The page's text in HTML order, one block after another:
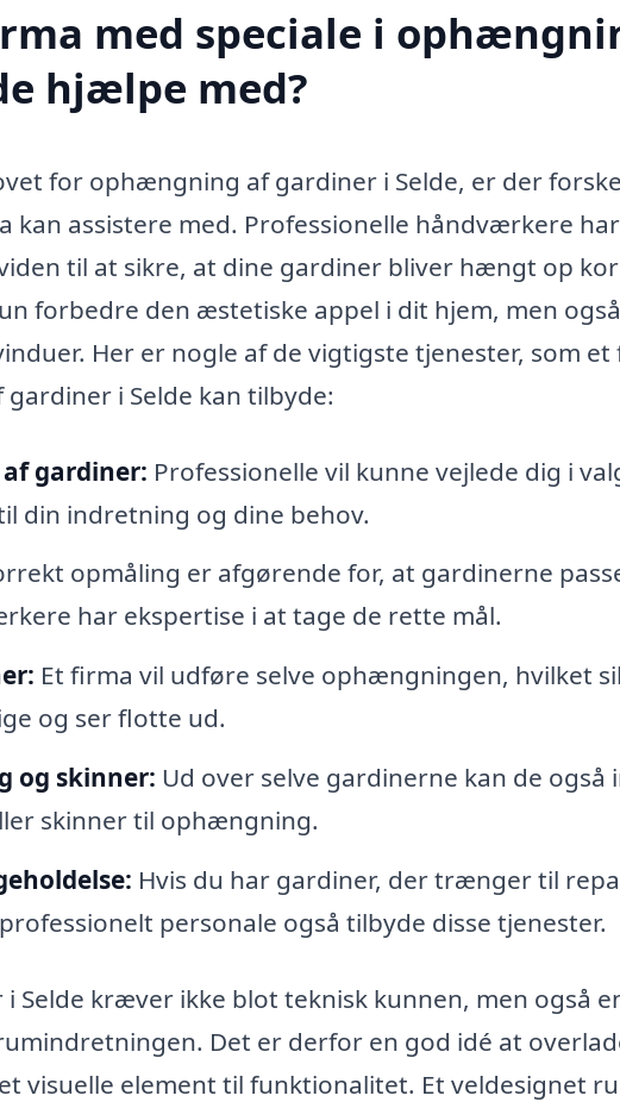
med speciale i
hjælpe med?
for ophængning af gardiner i Selde, er der
kan assistere med. Professionelle håndværkere
til at sikre, at dine gardiner bliver hængt op
forbedre den æstetiske appel i dit hjem, men
Her er nogle af de vigtigste tjenester, som et
i Selde kan tilbyde:
gardiner: Professionelle vil kunne vejlede dig i
din indretning og dine behov.
opmåling er afgørende for, at gardinerne
har ekspertise i at tage de rette mål.
Et firma vil udføre selve ophængningen, hvilket
og ser flotte ud.
og skinner: Ud over selve gardinerne kan de også
skinner til ophængning.
Hvis du har gardiner, der trænger til
personale også tilbyde disse tjenester.
Selde kræver ikke blot teknisk kunnen, men også
Det er derfor en god idé at
visuelle element til funktionalitet. Et veldesignet